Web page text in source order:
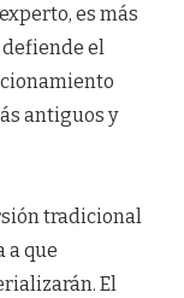
es más
el
antiguos y
tradicional
a que
El